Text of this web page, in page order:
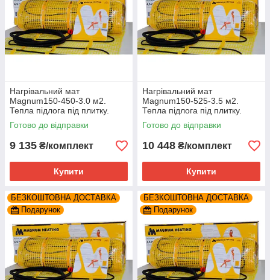
Нагрівальний мат
Magnum150-450-3.0 м2.
Тепла підлога під плитку.
Готово до відправки
9 135 ₴/комплект
Купити
Нагрівальний мат
Magnum150-525-3.5 м2.
Тепла підлога під плитку.
Готово до відправки
10 448 ₴/комплект
Купити
БЕЗКОШТОВНА ДОСТАВКА
Подарунок
БЕЗКОШТОВНА ДОСТАВКА
Подарунок